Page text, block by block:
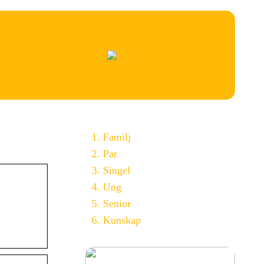
Familj
Par
Singel
Ung
Senior
Kunskap